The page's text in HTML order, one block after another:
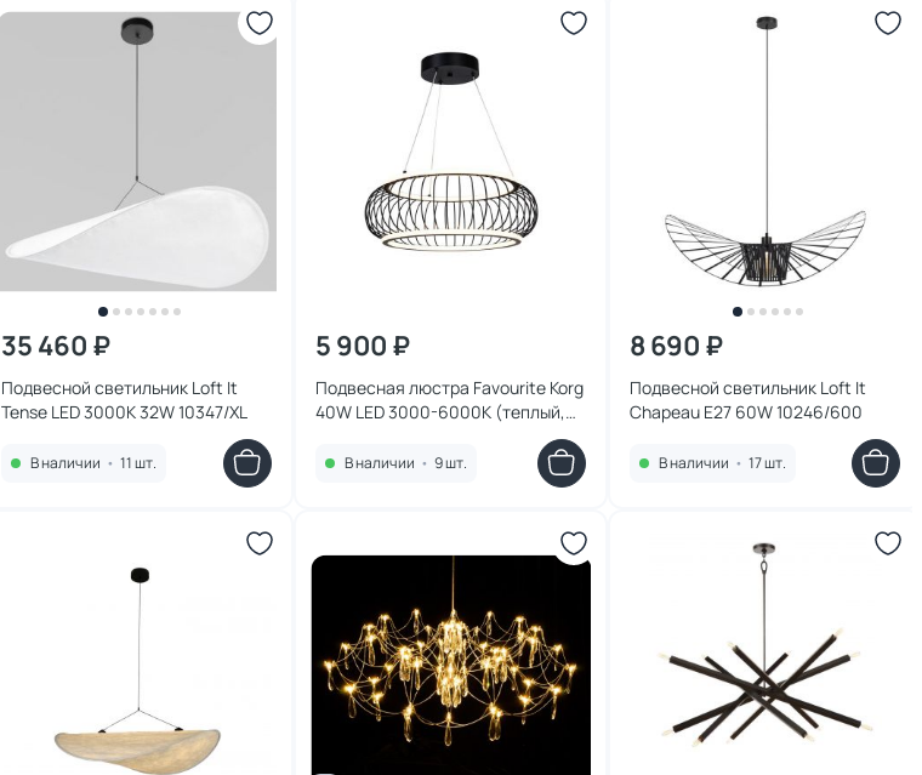
35 460 ₽
Подвесной светильник Loft It
Tense LED 3000K 32W 10347/XL
В наличии • 11 шт.
5 900 ₽
Подвесная люстра Favourite Korg
40W LED 3000-6000К (теплый,
В наличии • 9 шт.
8 690 ₽
Подвесной светильник Loft It
Chapeau E27 60W 10246/600
В наличии • 17 шт.